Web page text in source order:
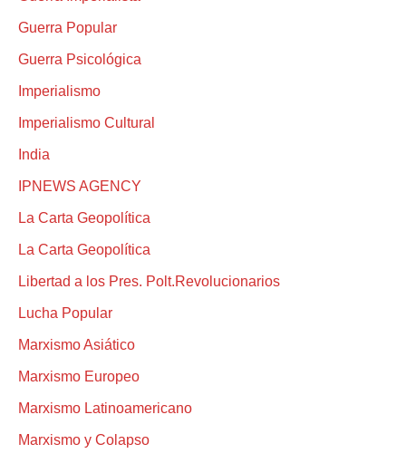
Guerra Popular
Guerra Psicológica
Imperialismo
Imperialismo Cultural
India
IPNEWS AGENCY
La Carta Geopolítica
La Carta Geopolítica
Libertad a los Pres. Polt.Revolucionarios
Lucha Popular
Marxismo Asiático
Marxismo Europeo
Marxismo Latinoamericano
Marxismo y Colapso